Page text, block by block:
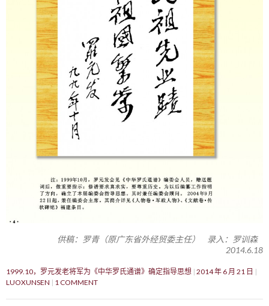
供稿：罗青（原广东省外经贸委主任） 录入：罗训森
2014.6.18
1999.10，罗元发老将军为《中华罗氏通谱》确定指导思想 2014 年 6 月 21 日
LUOXUNSEN
1 COMMENT